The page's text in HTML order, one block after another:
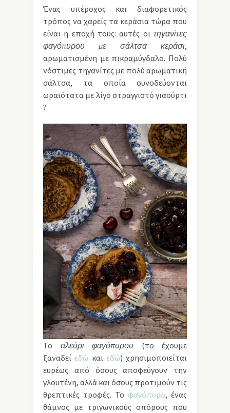
Ένας υπέροχος και διαφορετικός
τρόπος να χαρείς τα κεράσια τώρα που
είναι η εποχή τους: αυτές οι τηγανίτες
φαγόπυρου με σάλτσα κεράσι,
αρωματισμένη με πικραμύγδαλο. Πολύ
νόστιμες τηγανίτες με πολύ αρωματική
σάλτσα, τα οποία συνοδεύονται
ωραιότατα με λίγο στραγγιστό γιαούρτι
?
Το αλεύρι φαγόπυρου (το έχουμε
ξαναδεί εδώ και εδώ) χρησιμοποιείται
ευρέως από όσους αποφεύγουν την
γλουτένη, αλλά και όσους προτιμούν τις
θρεπτικές τροφές. Το φαγόπυρο, ένας
θάμνος με τριγωνικούς σπόρους που